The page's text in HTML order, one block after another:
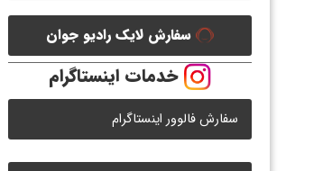
سفارش لایک رادیو جوان
خدمات اینستاگرام
سفارش فالوور اینستاگرام